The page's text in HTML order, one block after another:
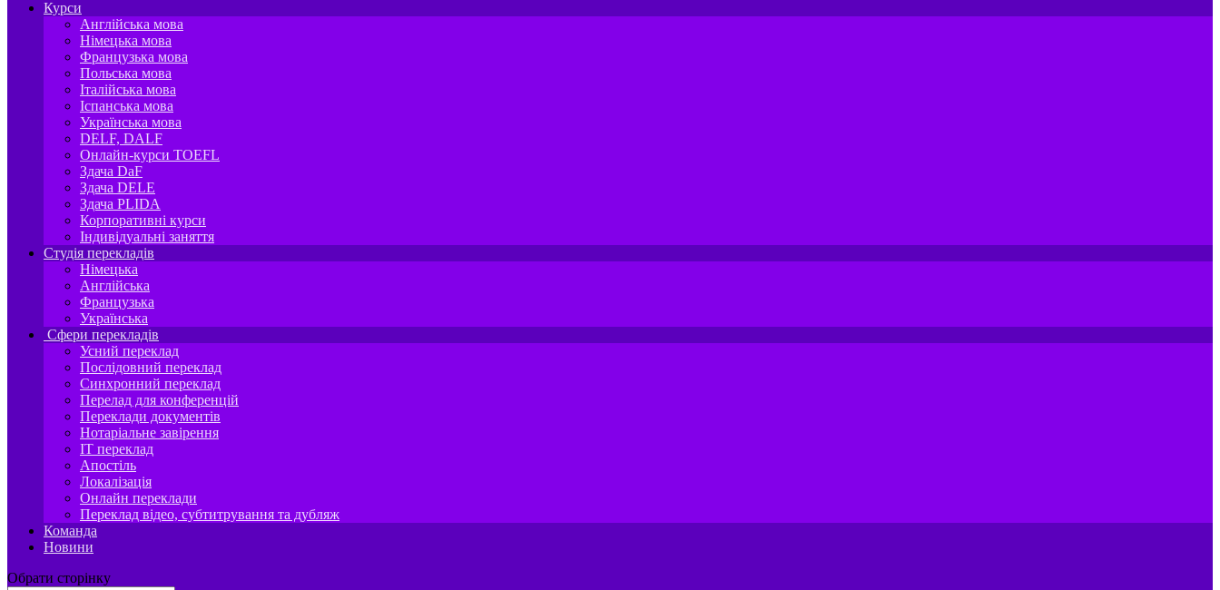
Курси
Англійська мова
Німецька мова
Французька мова
Польська мова
Італійська мова
Іспанська мова
Українська мова
DELF, DALF
Онлайн-курси TOEFL
Здача DaF
Здача DELE
Здача PLIDA
Корпоративні курси
Індивідуальні заняття
Студія перекладів
Німецька
Англійська
Французька
Українська
Сфери перекладів
Усний переклад
Послідовний переклад
Синхронний переклад
Перелад для конференцій
Переклади документів
Нотаріальне завірення
IT переклад
Апостіль
Локалізація
Онлайн переклади
Переклад відео, субтитрування та дубляж
Команда
Новини
Обрати сторінку